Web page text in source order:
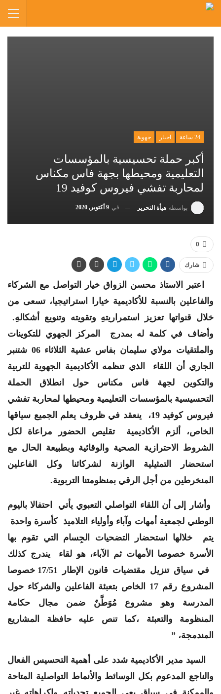
24 ساعة اخبار جهوية
أكبر حملة تحسيسية بالمؤسسات
التعليمية ومحيطها بجهة فاس مكناس
لمحاربة تفشي فيروس كوفيد 19
بواسطة هيأة التحرير في 9 أكتوبر, 2020
0
شارك
اعتبر الاستاذ محسن الزواق خيار التواصل مع الشركاء
والفاعلين بالنسبة للأكاديمية خيارا استراتيجيا، تسعى من
خلال قنواتها تعزيز استمراريتهِ وتقويته وتنويع أشكالهِ.
وأضاف في كلمة له بمدرج المركز الجهوي للتكوينات
والملتقيات مولاي سليمان بفاس عشية الثلاثاء 06 شتنبر
الجاري
أن اللقاء
الذي تنظمه الأكاديمية الجهوية للتربية
والتكوين لجهة فاس مكناس حول انطلاق الحملة
التحسيسية بالمؤسسات التعليمية ومحيطها لمحاربة تفشي
فيروس كوفيد 19،
ينعقد في ظروف يعلم الجميع سياقها
الخاص، ألزم الأكاديمية تقليص الحضور مراعاة لكل
الشروط الاحترازية الصحية والوقائية وبطبيعة الحال مع
استحضار التمثيلية الوازنة لشركائنا وكل الفاعلين
المنخرطين من أجل الرقي بمنظومتنا التربوية.
وأشار إلى أن اللقاء التواصلي التعبوييأتي
احتفالا باليوم
الوطني لجمعية أمهات وآباء وأولياء التلاميذكأسرة واحدة
يتم خلالها استحضار التضحيات الجِسام التي تقوم بها
الأسرة خصوصا الأمهات ثم الآباء، هو لقاء يندرج كذلك
في سياق تنزيل مقتضيات قانون الإطار 17/51 خصوصا
المشروع رقم 17 الخاص بتعبئة الفاعلين والشركاء حول
المدرسة وهو مشروع مُوَطَّنٌ ضمن مجال حكامة
المنظومة والتعبئة ،كما تنص عليه حافظة المشاريع
المندمجة، ”
السيد مدير الأكاديمية شدد على أهمية التحسيس الفعال
والناجع المدعوم بكل الوسائط والأنماط التواصلية المتاحة